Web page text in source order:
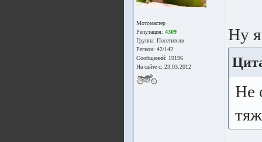
Мотомастер
Репутация: 4309
Группа: Посетители
Регион: 42/142
Сообщений: 19196
На сайте с: 23.03.2012
Ну я
Не